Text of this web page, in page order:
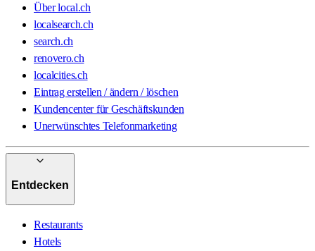
Über local.ch
localsearch.ch
search.ch
renovero.ch
localcities.ch
Eintrag erstellen / ändern / löschen
Kundencenter für Geschäftskunden
Unerwünschtes Telefonmarketing
Entdecken
Restaurants
Hotels